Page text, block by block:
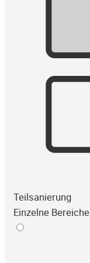
Teilsanierung
Einzelne Bereiche